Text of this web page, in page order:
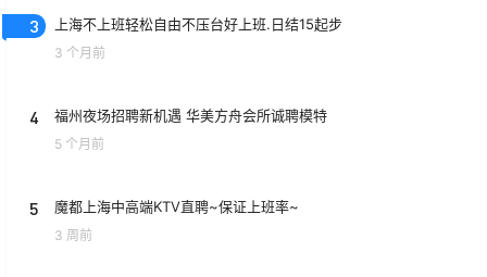
3 上海不上班轻松自由不压台好上班.日结15起步
3 个月前
4 福州夜场招聘新机遇 华美方舟会所诚聘模特
5 个月前
5 魔都上海中高端KTV直聘~保证上班率~
3 周前